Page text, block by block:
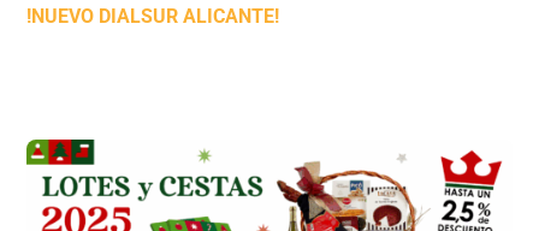
!NUEVO DIALSUR ALICANTE!